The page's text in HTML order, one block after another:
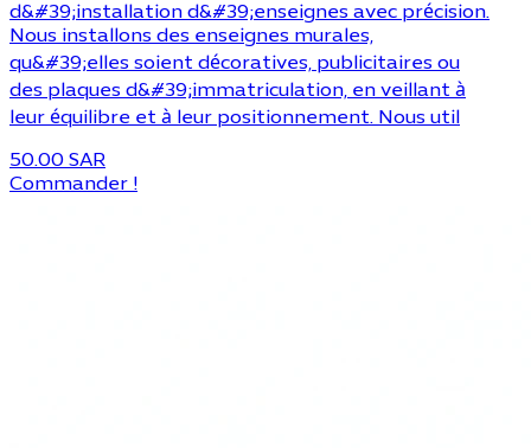
d&#39;installation d&#39;enseignes avec précision.
Nous installons des enseignes murales,
qu&#39;elles soient décoratives, publicitaires ou
des plaques d&#39;immatriculation, en veillant à
leur équilibre et à leur positionnement. Nous util
50.00 SAR
Commander !